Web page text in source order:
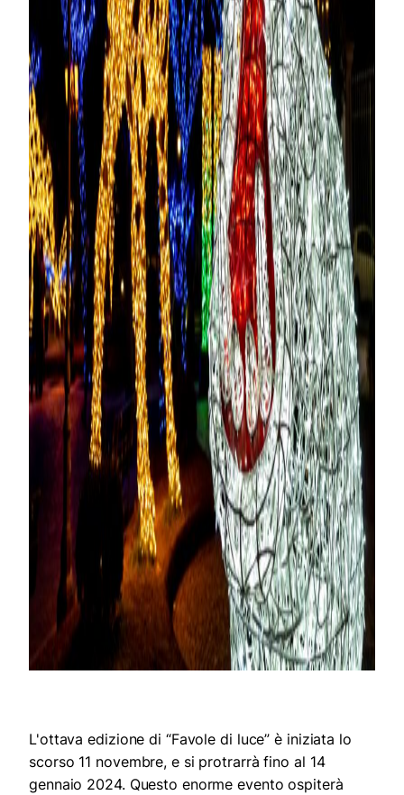
L'ottava edizione di “Favole di luce” è iniziata lo
scorso 11 novembre, e si protrarrà fino al 14
gennaio 2024. Questo enorme evento ospiterà